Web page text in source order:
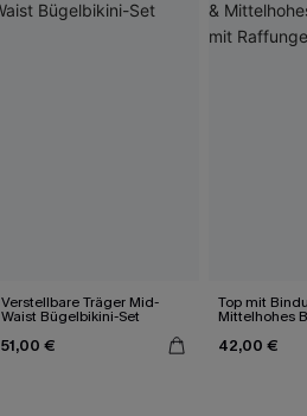
Verstellbare Träger Mid-
Waist Bügelbikini-Set
51,00 €
Top mit
Mittelhohes
42,00 €